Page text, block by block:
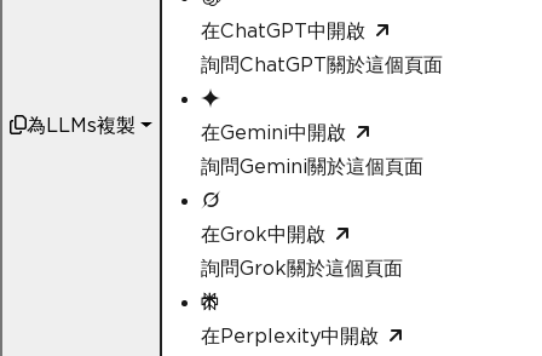
為LLMs複製
在ChatGPT中開啟
詢問ChatGPT關於這個頁面
在Gemini中開啟
詢問Gemini關於這個頁面
在Grok中開啟
詢問Grok關於這個頁面
在Perplexity中開啟